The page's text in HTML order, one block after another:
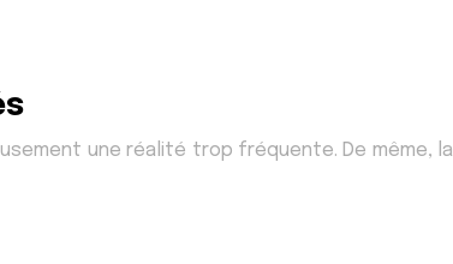
une réalité trop fréquente. De même, la